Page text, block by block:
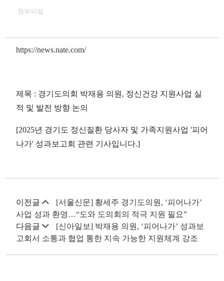
첨부파일
https://news.nate.com/
제목 : 경기도의회 박재용 의원, 정신건강 지원사업 실
적 및 발전 방향 논의
[2025년 경기도 정신질환 당사자 및 가족지원사업 '피어
나가' 성과보고회 관련 기사입니다.]
이전글
[서울신문] 황세주 경기도의원, ‘피어나가’
사업 성과 환영…“도와 도의회의 적극 지원 필요”
다음글
[신아일보] 박재용 의원, ‘피어나가’ 성과보
고회서 소통과 협업 통한 지속 가능한 지원체계 강조